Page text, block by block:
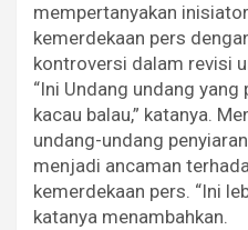
mempertanyakan
kemerdekaan pers
kontroversi dalam revisi
“Ini Undang undang yang
kacau balau,” katanya.
undang-undang
menjadi ancaman
kemerdekaan pers. “Ini
katanya menambahkan.